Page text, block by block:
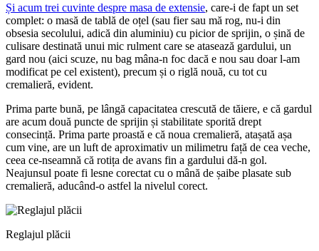
Și acum trei cuvinte despre masa de extensie, care-i de fapt un set
complet: o masă de tablă de oțel (sau fier sau mă rog, nu-i din
obsesia secolului, adică din aluminiu) cu picior de sprijin, o șină de
culisare destinată unui mic rulment care se atasează gardului, un
gard nou (aici scuze, nu bag mâna-n foc dacă e nou sau doar l-am
modificat pe cel existent), precum și o riglă nouă, cu tot cu
cremalieră, evident.
Prima parte bună, pe lângă capacitatea crescută de tăiere, e că gardul
are acum două puncte de sprijin și stabilitate sporită drept
consecință. Prima parte proastă e că noua cremalieră, atașată așa
cum vine, are un luft de aproximativ un milimetru față de cea veche,
ceea ce-nseamnă că rotița de avans fin a gardului dă-n gol.
Neajunsul poate fi lesne corectat cu o mână de șaibe plasate sub
cremalieră, aducând-o astfel la nivelul corect.
Reglajul plăcii